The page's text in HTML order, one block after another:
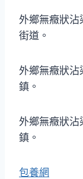
外鄉無癥狀
街道。
外鄉無癥狀
鎮。
外鄉無癥狀
鎮。
包養網